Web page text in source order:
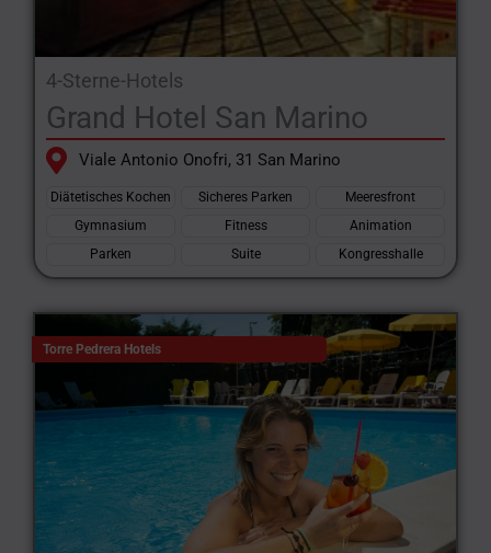
4-Sterne-Hotels
Grand Hotel San Marino
Viale Antonio Onofri, 31 San Marino
Diätetisches Kochen Sicheres Parken
Meeresfront
Gymnasium
Fitness
Animation
Parken
Suite Kongresshalle
Torre Pedrera Hotels